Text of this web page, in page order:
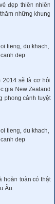
đẹp thiên nhiên
những khung
2014 sẽ là cơ hội
gia New Zealand
phong cảnh tuyệt
hoàn toàn có thật
Âu.